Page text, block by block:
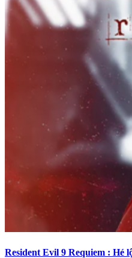
Resident Evil 9 Requiem : Hé